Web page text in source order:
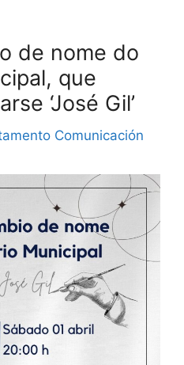
de nome do
que
‘José Gil’
Comunicación